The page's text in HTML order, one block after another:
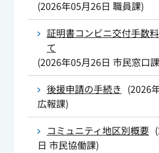
(2026年05月26日 職員課)
証明書コンビニ交付手数
て
(2026年05月26日 市民窓口課
後援申請の手続き (2026
広報課)
コミュニティ地区別概要 (
日 市民協働課)